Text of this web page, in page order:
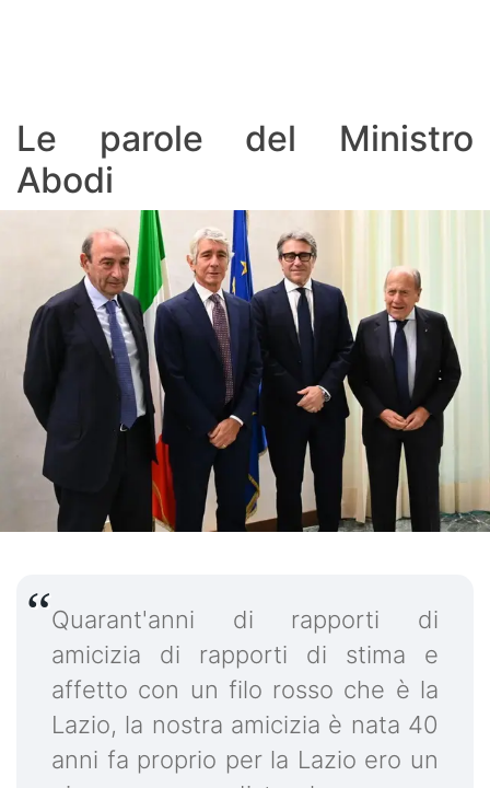
Le parole del Ministro
Abodi
Quarant'anni di rapporti di
amicizia di rapporti di stima e
affetto con un filo rosso che è la
Lazio, la nostra amicizia è nata 40
anni fa proprio per la Lazio ero un